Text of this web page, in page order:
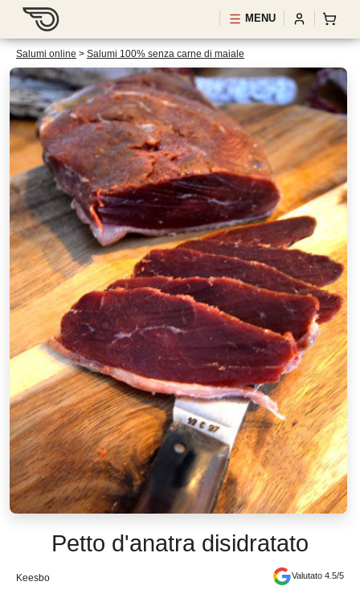
MENU
Salumi online > Salumi 100% senza carne di maiale
Petto d'anatra disidratato
Keesbo Valutato 4.5/5